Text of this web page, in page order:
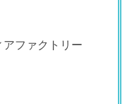
ファクトリー